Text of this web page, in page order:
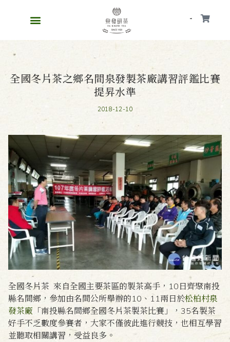
會員
全國冬片茶之鄉名間泉發製茶廠講習評鑑比賽
提昇水準
2018-12-10
全國冬片茶 來自全國主要茶區的製茶高手，10日齊聚南投
縣名間鄉，參加由名間公所舉辦的10、11兩日於松柏村泉
發茶廠 「南投縣名間鄉全國冬片茶製茶比賽」，35名製茶
好手不乏數度參賽者，大家不僅彼此進行競技，也相互學習
並聽取相關講習，受益良多。